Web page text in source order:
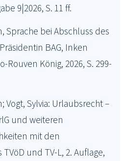
9|2026, S. 11 ff.
Sprache bei Abschluss des
BAG, Inken
Rouven König, 2026, S. 299-
Vogt, Sylvia: Urlaubsrecht –
und weiteren
mit den
und TV-L, 2. Auflage,